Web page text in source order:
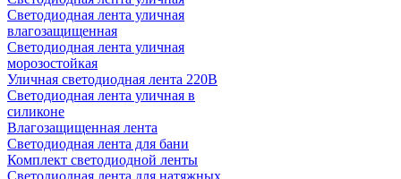
Светодиодная лента уличная
влагозащищенная
Светодиодная лента уличная
морозостойкая
Уличная светодиодная лента 220В
Светодиодная лента уличная в
силиконе
Влагозащищенная лента
Светодиодная лента для бани
Комплект светодиодной ленты
Светодиодная лента для натяжных